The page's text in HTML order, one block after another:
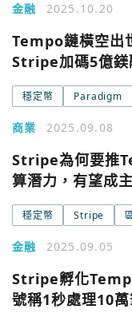
金融 2025.10.20
Tempo鏈橫空出
Stripe加碼5億鎂
穩定幣 Paradigm
商業 2025.09.08
Stripe為何要推
算潛力，有望成
穩定幣 Stripe
金融 2025.09.05
Stripe孵化
號稱1秒處理10
今日熱門
您已閒置5分鐘，請
今日熱門